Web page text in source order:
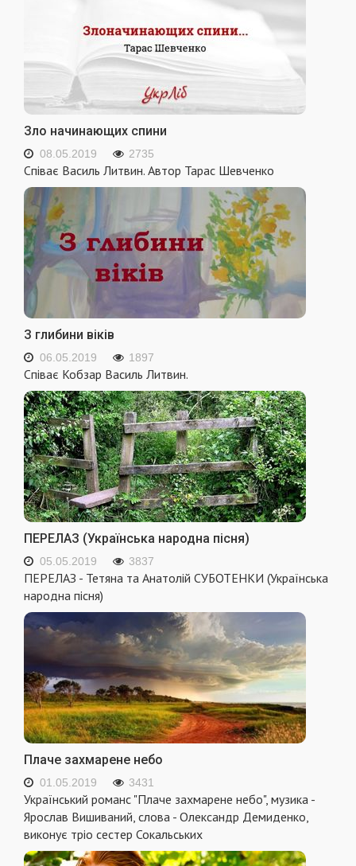
Зло начинающих спини
08.05.2019 2735
Співає Василь Литвин. Автор Тарас Шевченко
З глибини віків
06.05.2019 1897
Співає Кобзар Василь Литвин.
ПЕРЕЛАЗ (Українська народна пісня)
05.05.2019 3837
ПЕРЕЛАЗ - Тетяна та Анатолій СУБОТЕНКИ (Українська
народна пісня)
Плаче захмарене небо
01.05.2019 3431
Український романс "Плаче захмарене небо", музика -
Ярослав Вишиваний, слова - Олександр Демиденко,
виконує тріо сестер Сокальських